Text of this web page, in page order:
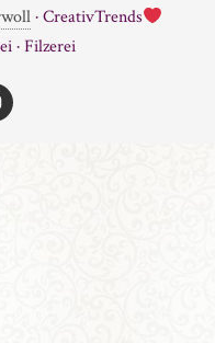
· CreativTrends
· Filzerei